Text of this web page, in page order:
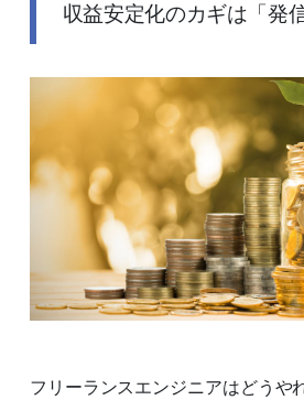
収益安定化のカギは「発信
フリーランスエンジニアはどうや